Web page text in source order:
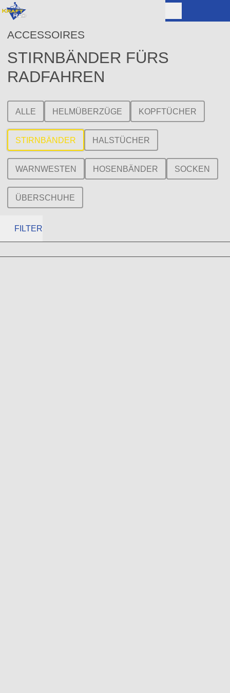
ACCESSOIRES
STIRNBÄNDER FÜRS
RADFAHREN
ALLE HELMÜBERZÜGE KOPFTÜCHER
STIRNBÄNDER HALSTÜCHER
WARNWESTEN HOSENBÄNDER SOCKEN
ÜBERSCHUHE
FILTER